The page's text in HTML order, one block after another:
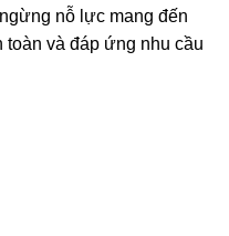
nỗ lực mang đến
và đáp ứng nhu cầu